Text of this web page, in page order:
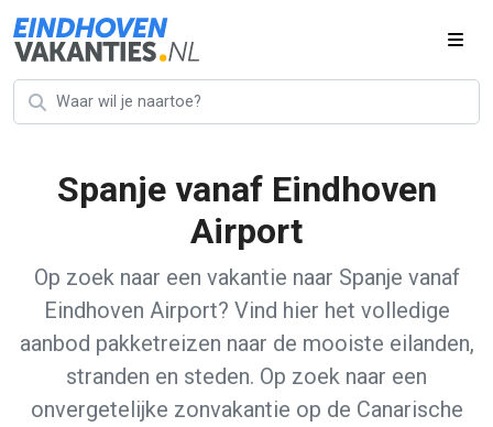
Spanje vanaf Eindhoven
Airport
Op zoek naar een vakantie naar Spanje vanaf
Eindhoven Airport? Vind hier het volledige
aanbod pakketreizen naar de mooiste eilanden,
stranden en steden. Op zoek naar een
onvergetelijke zonvakantie op de Canarische